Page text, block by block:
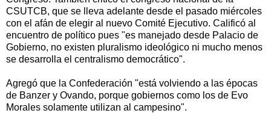
CSUTCB, que se lleva adelante desde el pasado miércoles
con el afán de elegir al nuevo Comité Ejecutivo. Calificó al
encuentro de político pues "es manejado desde Palacio de
Gobierno, no existen pluralismo ideológico ni mucho menos
se desarrolla el centralismo democrático".
Agregó que la Confederación "está volviendo a las épocas
de Banzer y Ovando, porque gobiernos como los de Evo
Morales solamente utilizan al campesino".